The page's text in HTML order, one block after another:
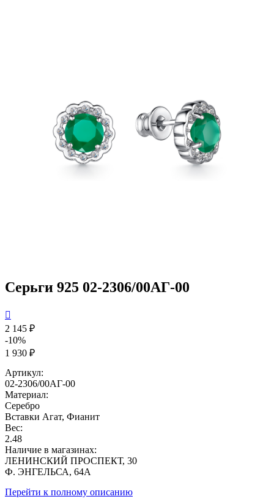
Серьги 925 02-2306/00АГ-00

2 145 ₽
-10%
1 930 ₽
Артикул:
02-2306/00АГ-00
Материал:
Серебро
Вставки Агат, Фианит
Вес:
2.48
Наличие в магазинах:
ЛЕНИНСКИЙ ПРОСПЕКТ, 30
Ф. ЭНГЕЛЬСА, 64А
Перейти к полному описанию